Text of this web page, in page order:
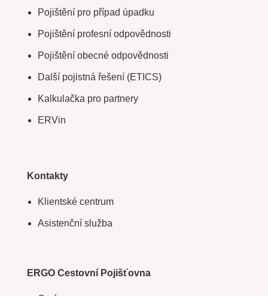
Pojištění pro případ úpadku
Pojištění profesní odpovědnosti
Pojištění obecné odpovědnosti
Další pojistná řešení (ETICS)
Kalkulačka pro partnery
ERVin
Kontakty
Klientské centrum
Asistenční služba
ERGO Cestovní Pojišťovna